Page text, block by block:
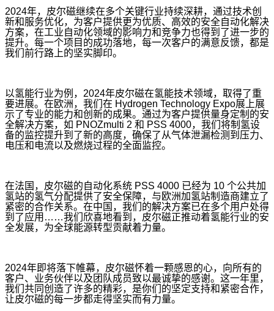
2024年，皮尔磁继续在多个关键行业持续深耕，通过技术创
新和服务优化，为客户提供更为优质、高效的安全自动化解决
方案，在工业自动化领域的影响力和竞争力也得到了进一步的
提升。每一个项目的成功落地，每一次客户的满意反馈，都是
我们前行路上的坚实脚印。
以氢能行业为例，2024年皮尔磁在氢能技术领域，取得了重
要进展。在欧洲，我们在 Hydrogen Technology Expo展上展
示了专业的能力和创新的成果。通过为客户提供量身定制的安
全解决方案，如 PNOZmulti 2 和 PSS 4000，我们将制氢设
备的监控提升到了新的高度，确保了从气体泄漏检测到压力、
电压和电流以及燃烧过程的全面监控。
在法国，皮尔磁的自动化系统 PSS 4000 已经为 10 个公共加
氢站的氢气分配提供了安全保障，与欧洲加氢站制造商建立了
紧密的合作关系。在中国，我们的解决方案已在多个用户处得
到了应用……我们欣喜地看到，皮尔磁正推动着氢能行业的安
全发展，为全球能源转型贡献着力量。
2024年即将落下帷幕，皮尔磁怀着一颗感恩的心，向所有的
客户、业务伙伴以及团队成员致以最诚挚的感谢。这一年里，
我们共同创造了许多的精彩，是你们的坚定支持和紧密合作，
让皮尔磁的每一步都走得坚实而有力量。